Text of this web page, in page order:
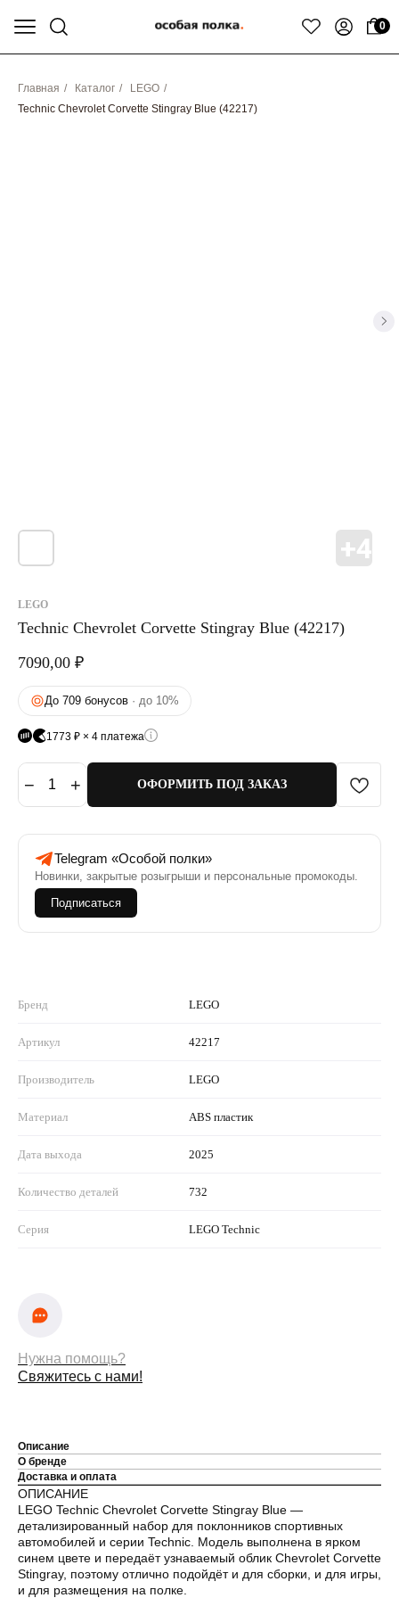
0
Главная / Каталог / LEGO /
Technic Chevrolet Corvette Stingray Blue (42217)
Technic Chevrolet Corvette Stingray Blue (42217)
LEGO
7090,00 ₽
До 709 бонусов · до 10%
1773 ₽ × 4 платежа
− 1 + ОФОРМИТЬ ПОД ЗАКАЗ
Telegram «Особой полки»
Новинки, закрытые розыгрыши и персональные промокоды.
Подписаться
Бренд LEGO
Артикул 42217
Производитель LEGO
Материал ABS пластик
Дата выхода 2025
Количество деталей 732
Серия LEGO Technic
Нужна помощь?
Свяжитесь с нами!
Описание
О бренде
Доставка и оплата
ОПИСАНИЕ
LEGO Technic Chevrolet Corvette Stingray Blue —
детализированный набор для поклонников спортивных
автомобилей и серии Technic. Модель выполнена в ярком
синем цвете и передаёт узнаваемый облик Chevrolet Corvette
Stingray, поэтому отлично подойдёт и для сборки, и для игры,
и для размещения на полке.